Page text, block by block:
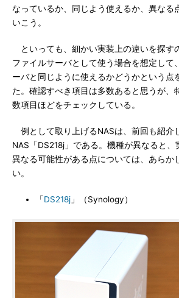
なっているか、同じよう使えるか、異なる
いこう。
といっても、細かい実装上の違いを探す
ファイルサーバとして使う場合を想定して
ーバと同じように使えるかどうかという点
た。確認すべき項目は多数あると思うが、
数項目ほどをチェックしている。
例として取り上げるNASは、前回も紹介
NAS「DS218j」である。機種が異なると
異なる可能性がある点については、あらか
い。
「DS218j 」（Synology）